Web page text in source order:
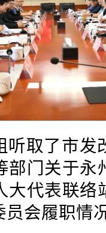
听取了市发
部门关于永
大代表联络
会履职情